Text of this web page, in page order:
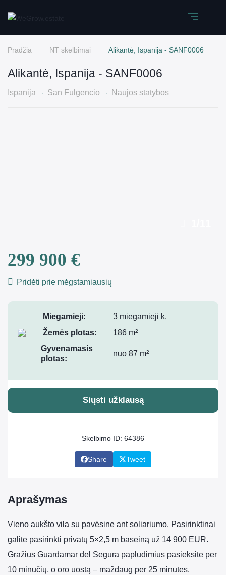
Pradžia NT skelbimai Alikantė, Ispanija - SANF0006
Alikantė, Ispanija - SANF0006
Ispanija San Fulgencio Naujos statybos
299 900 €
Pridėti prie mėgstamiausių
Miegamieji:
3 miegamieji k.
Žemės plotas:
186 m²
Gyvenamasis
plotas:
nuo 87 m²
Siųsti užklausą
Skelbimo ID: 64386
Share Tweet
Aprašymas
Vieno aukšto vila su pavėsine ant soliariumo. Pasirinktinai
galite pasirinkti privatų 5×2,5 m baseiną už 14 900 EUR.
Gražius Guardamar del Segura paplūdimius pasieksite per
10 minučių, o oro uostą – maždaug per 25 minutes.